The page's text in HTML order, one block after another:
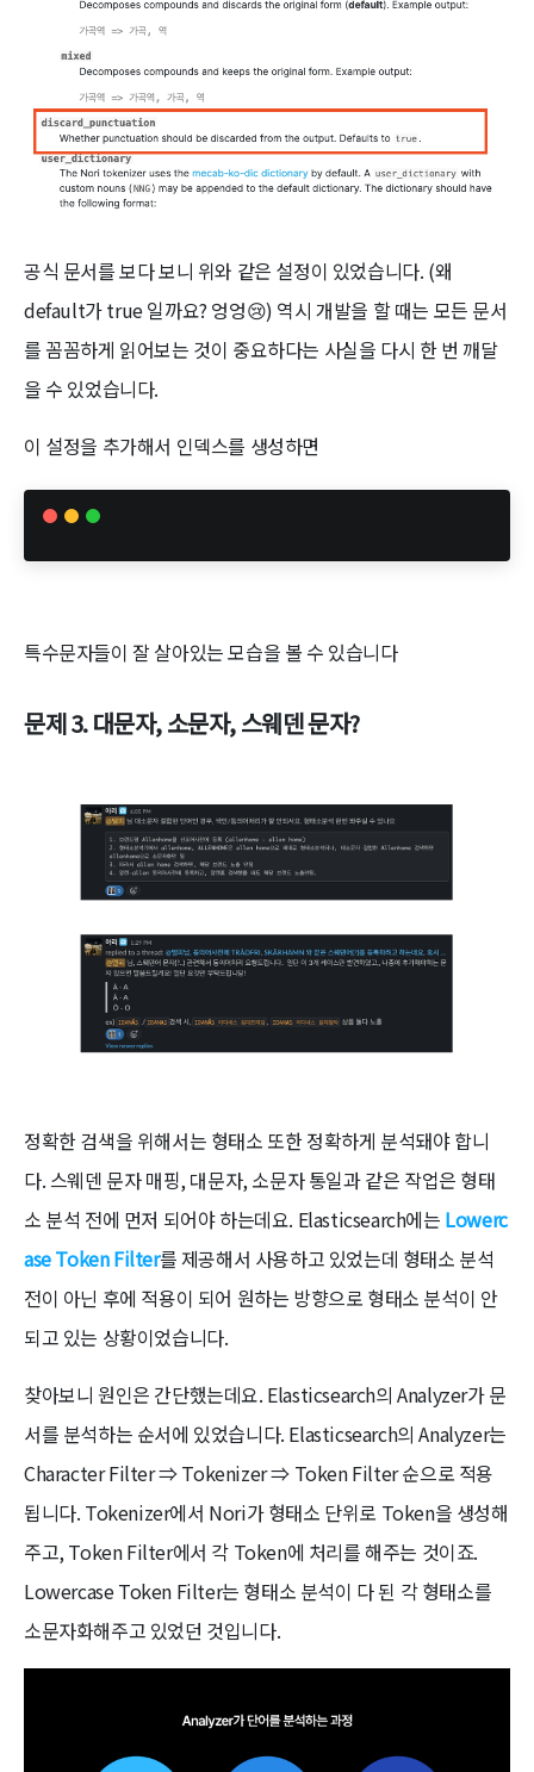
공식 문서를 보다 보니 위와 같은 설정이 있었습니다. (왜
default가 true 일까요? 엉엉😢) 역시 개발을 할 때는 모든 문서
를 꼼꼼하게 읽어보는 것이 중요하다는 사실을 다시 한 번 깨달
을 수 있었습니다.
이 설정을 추가해서 인덱스를 생성하면
특수문자들이 잘 살아있는 모습을 볼 수 있습니다
문제 3. 대문자, 소문자, 스웨덴 문자?
정확한 검색을 위해서는 형태소 또한 정확하게 분석돼야 합니
다. 스웨덴 문자 매핑, 대문자, 소문자 통일과 같은 작업은 형태
소 분석 전에 먼저 되어야 하는데요. Elasticsearch에는 Lowerc
ase Token Filter를 제공해서 사용하고 있었는데 형태소 분석
전이 아닌 후에 적용이 되어 원하는 방향으로 형태소 분석이 안
되고 있는 상황이었습니다.
찾아보니 원인은 간단했는데요. Elasticsearch의 Analyzer가 문
서를 분석하는 순서에 있었습니다. Elasticsearch의 Analyzer는
Character Filter ⇒ Tokenizer ⇒ Token Filter 순으로 적용
됩니다. Tokenizer에서 Nori가 형태소 단위로 Token을 생성해
주고, Token Filter에서 각 Token에 처리를 해주는 것이죠.
Lowercase Token Filter는 형태소 분석이 다 된 각 형태소를
소문자화해주고 있었던 것입니다.